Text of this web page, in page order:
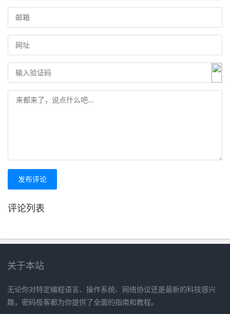
发布评论
评论列表
关于本站
无论你对特定编程语言、操作系统、网络协议还是最新的科技感兴
趣，密码极客都为你提供了全面的指南和教程。